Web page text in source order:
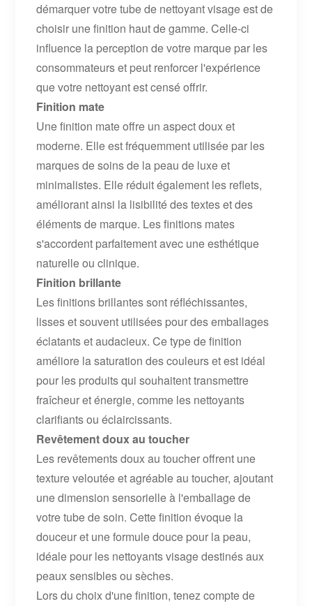
démarquer votre tube de nettoyant visage est de
choisir une finition haut de gamme. Celle-ci
influence la perception de votre marque par les
consommateurs et peut renforcer l'expérience
que votre nettoyant est censé offrir.
Finition mate
Une finition mate offre un aspect doux et
moderne. Elle est fréquemment utilisée par les
marques de soins de la peau de luxe et
minimalistes. Elle réduit également les reflets,
améliorant ainsi la lisibilité des textes et des
éléments de marque. Les finitions mates
s'accordent parfaitement avec une esthétique
naturelle ou clinique.
Finition brillante
Les finitions brillantes sont réfléchissantes,
lisses et souvent utilisées pour des emballages
éclatants et audacieux. Ce type de finition
améliore la saturation des couleurs et est idéal
pour les produits qui souhaitent transmettre
fraîcheur et énergie, comme les nettoyants
clarifiants ou éclaircissants.
Revêtement doux au toucher
Les revêtements doux au toucher offrent une
texture veloutée et agréable au toucher, ajoutant
une dimension sensorielle à l'emballage de
votre tube de soin. Cette finition évoque la
douceur et une formule douce pour la peau,
idéale pour les nettoyants visage destinés aux
peaux sensibles ou sèches.
Lors du choix d'une finition, tenez compte de